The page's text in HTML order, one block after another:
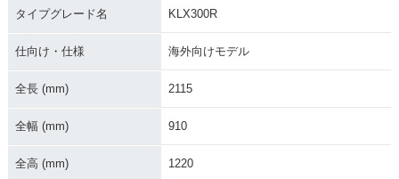
タイプグレード名 KLX300R
仕向け・仕様 海外向けモデル
全長 (mm) 2115
全幅 (mm) 910
全高 (mm) 1220